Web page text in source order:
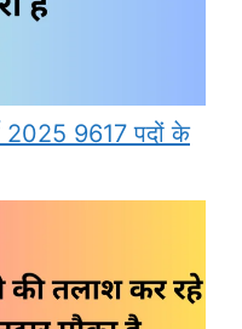
2025 9617 पदों के